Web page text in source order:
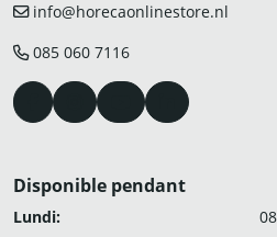
info@horecaonlinestore.nl
085 060 7116
Disponible pendant
Lundi: